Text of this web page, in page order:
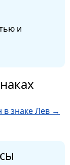
и
в знаке Лев →